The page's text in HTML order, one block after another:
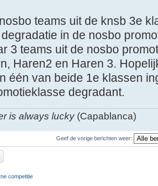
teams uit de knsb 3e
in de nosbo
3 teams uit de nosbo
Haren2 en Haren 3.
één van beide 1e klassen
degradant.
is always lucky(Capablanca)
Geef de vorige berichten weer:
competitie